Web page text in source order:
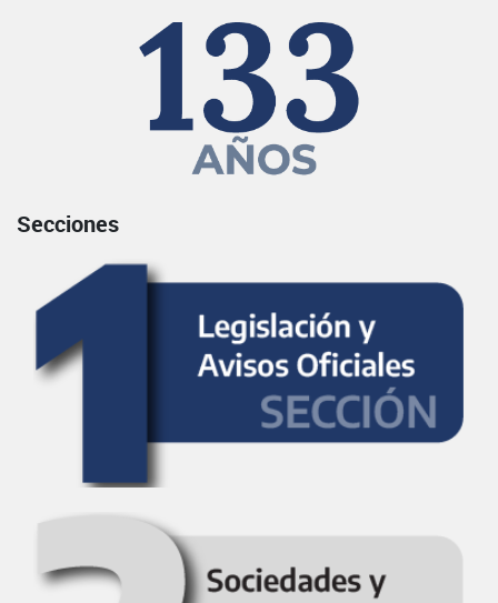
Secciones